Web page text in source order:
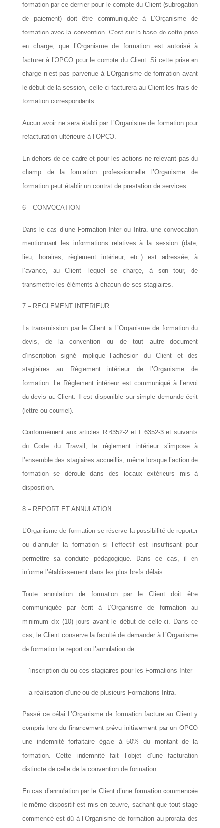
formation par ce dernier pour le compte du Client (subrogation
de paiement) doit être communiquée à L’Organisme de
formation avec la convention. C’est sur la base de cette prise
en charge, que l’Organisme de formation est autorisé à
facturer à l’OPCO pour le compte du Client. Si cette prise en
charge n’est pas parvenue à L’Organisme de formation avant
le début de la session, celle-ci facturera au Client les frais de
formation correspondants.
Aucun avoir ne sera établi par L’Organisme de formation pour
refacturation ultérieure à l’OPCO.
En dehors de ce cadre et pour les actions ne relevant pas du
champ de la formation professionnelle l’Organisme de
formation peut établir un contrat de prestation de services.
6 – CONVOCATION
Dans le cas d’une Formation Inter ou Intra, une convocation
mentionnant les informations relatives à la session (date,
lieu, horaires, règlement intérieur, etc.) est adressée, à
l’avance, au Client, lequel se charge, à son tour, de
transmettre les éléments à chacun de ses stagiaires.
7 – REGLEMENT INTERIEUR
La transmission par le Client à L’Organisme de formation du
devis, de la convention ou de tout autre document
d’inscription signé implique l’adhésion du Client et des
stagiaires au Règlement intérieur de l’Organisme de
formation. Le Règlement intérieur est communiqué à l’envoi
du devis au Client. Il est disponible sur simple demande écrit
(lettre ou courriel).
Conformément aux articles R.6352-2 et L.6352-3 et suivants
du Code du Travail, le règlement intérieur s’impose à
l’ensemble des stagiaires accueillis, même lorsque l’action de
formation se déroule dans des locaux extérieurs mis à
disposition.
8 – REPORT ET ANNULATION
L’Organisme de formation se réserve la possibilité de reporter
ou d’annuler la formation si l’effectif est insuffisant pour
permettre sa conduite pédagogique. Dans ce cas, il en
informe l’établissement dans les plus brefs délais.
Toute annulation de formation par le Client doit être
communiquée par écrit à L’Organisme de formation au
minimum dix (10) jours avant le début de celle-ci. Dans ce
cas, le Client conserve la faculté de demander à L’Organisme
de formation le report ou l’annulation de :
– l’inscription du ou des stagiaires pour les Formations Inter
– la réalisation d’une ou de plusieurs Formations Intra.
Passé ce délai L’Organisme de formation facture au Client y
compris lors du financement prévu initialement par unOPCO
une indemnité forfaitaire égale à 50% du montant de la
formation. Cette indemnité fait l’objet d’une facturation
distincte de celle de la convention de formation.
En cas d’annulation par le Client d’une formation commencée
le même dispositif est mis en œuvre, sachant que tout stage
commencé est dû à l’Organisme de formation au prorata des